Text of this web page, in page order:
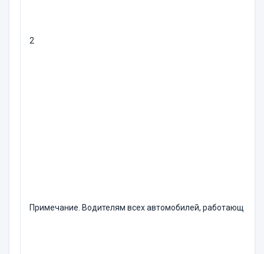
2
Примечание. Водителям всех автомобилей, работающих